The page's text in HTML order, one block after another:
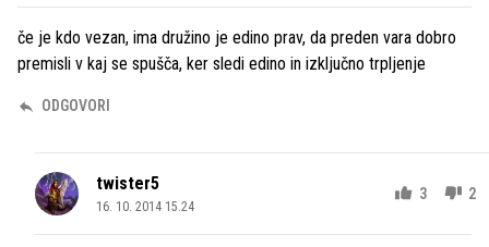
če je kdo vezan, ima družino je edino prav, da preden vara dobro
premisli v kaj se spušča, ker sledi edino in izključno trpljenje
ODGOVORI
twister5
16. 10. 2014 15.24
3 2